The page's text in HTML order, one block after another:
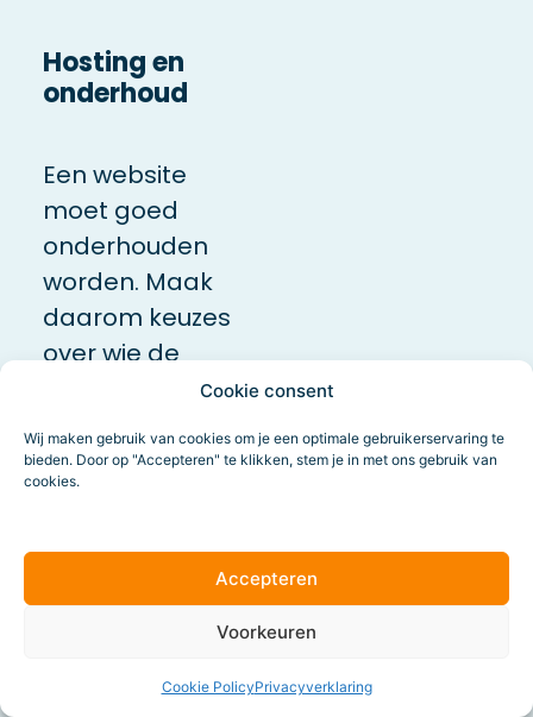
Cookie consent
Wij maken gebruik van cookies om je een optimale gebruikerservaring te
bieden. Door op "Accepteren" te klikken, stem je in met ons gebruik van
cookies.
Accepteren
Voorkeuren
Cookie PolicyPrivacyverklaring
Hosting en
onderhoud
Een website
moet goed
onderhouden
worden. Maak
daarom keuzes
over wie de
beheert, wie de
hosting doet en
welke
moeten